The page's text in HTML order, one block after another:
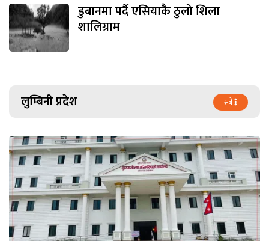
डुबानमा पर्दै एसियाकै ठुलो शिला
शालिग्राम
लुम्बिनी प्रदेश सबै